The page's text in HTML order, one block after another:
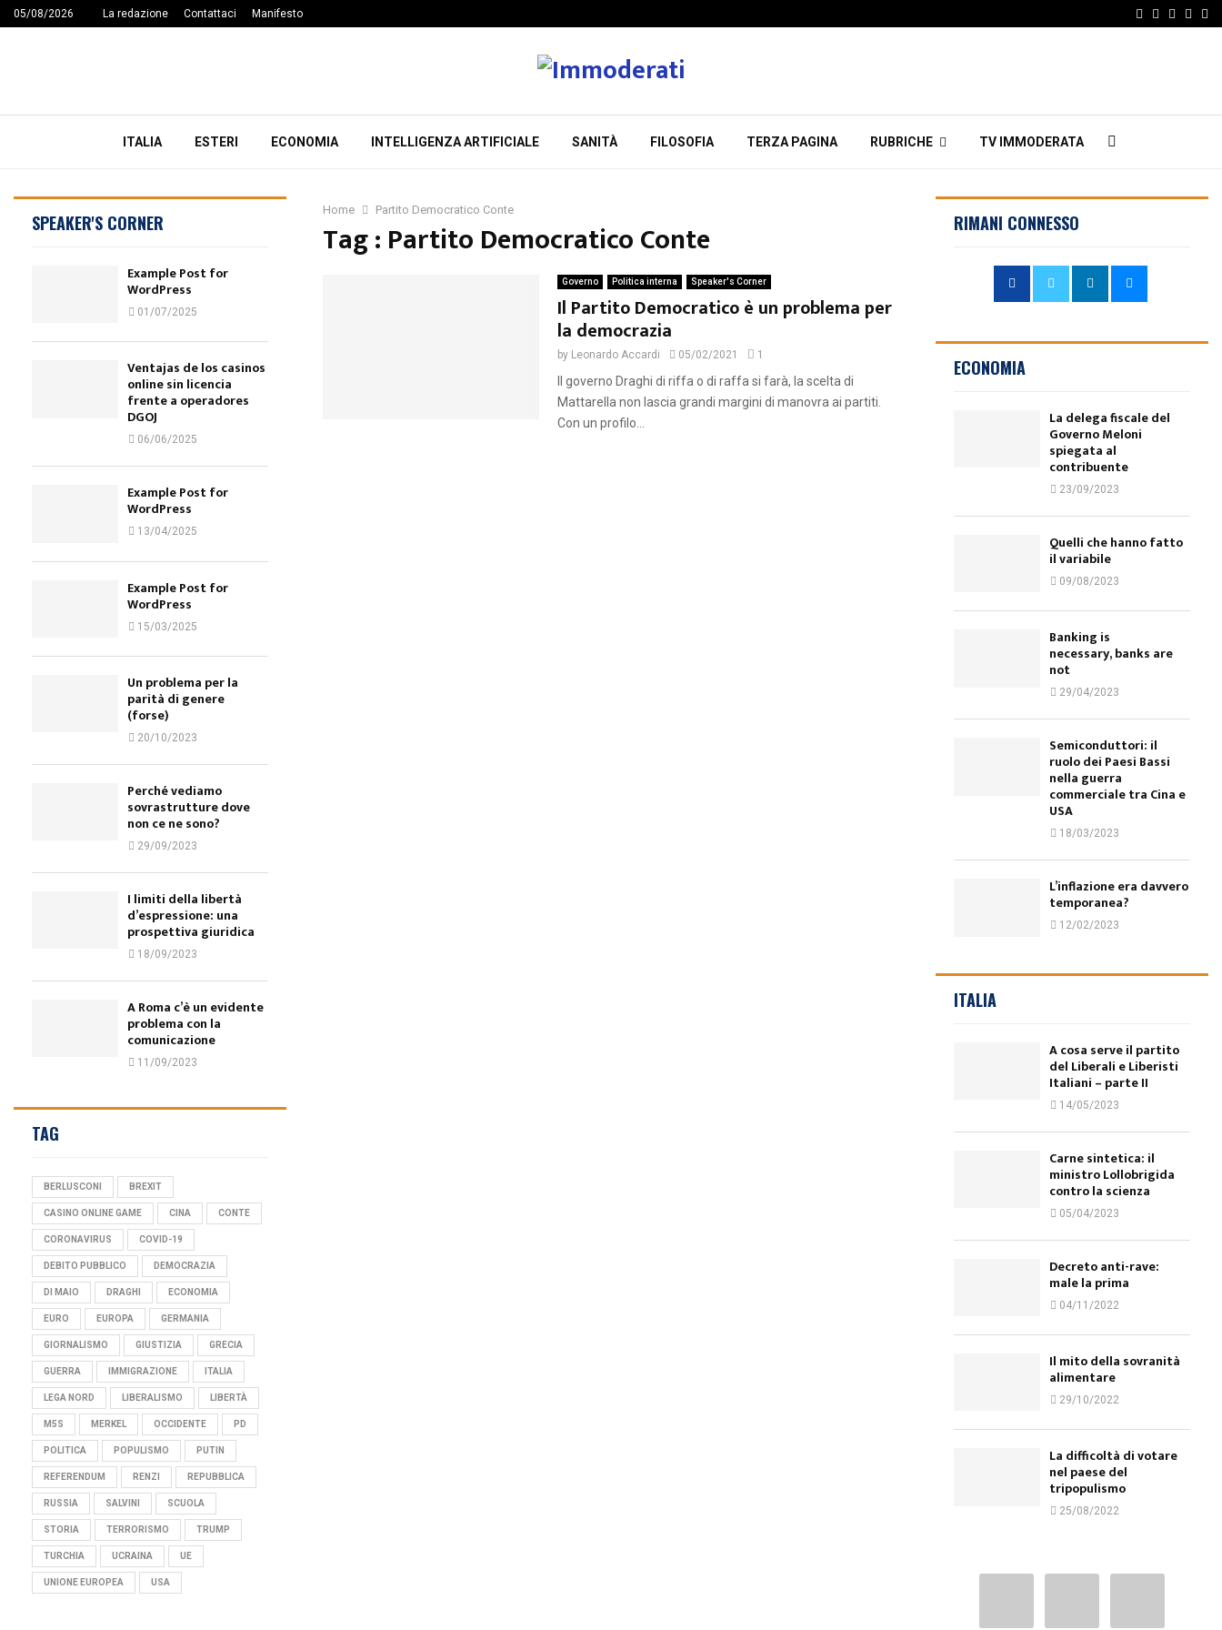
05/08/2026 La redazione Contattaci Manifesto Facebook
Twitter
ITALIA ESTERI ECONOMIA INTELLIGENZA ARTIFICIALE SANITÀ FILOSOFIA TERZA PAGINA RUBRICHE TV IMMODERATA
Home Partito Democratico Conte
Tag : Partito Democratico Conte
Governo Politica interna Speaker's Corner
Il Partito Democratico è un problema per
la democrazia
by Leonardo Accardi 05/02/2021 1
Il governo Draghi di riffa o di raffa si farà, la scelta di
Mattarella non lascia grandi margini di manovra ai partiti.
Con un profilo...
SPEAKER'S CORNER
Example Post for
WordPress
01/07/2025
Ventajas de los casinos
online sin licencia
frente a operadores
DGOJ
06/06/2025
Example Post for
WordPress
13/04/2025
Example Post for
WordPress
15/03/2025
Un problema per la
parità di genere
(forse)
20/10/2023
Perché vediamo
sovrastrutture dove
non ce ne sono?
29/09/2023
I limiti della libertà
d’espressione: una
prospettiva giuridica
18/09/2023
A Roma c’è un evidente
problema con la
comunicazione
11/09/2023
TAG
BERLUSCONI BREXIT
CASINO ONLINE GAME CINA CONTE
CORONAVIRUS COVID-19
DEBITO PUBBLICO DEMOCRAZIA
DI MAIO DRAGHI ECONOMIA
EURO EUROPA GERMANIA
GIORNALISMO GIUSTIZIA GRECIA
GUERRA IMMIGRAZIONE ITALIA
LEGA NORD LIBERALISMO LIBERTÀ
M5S MERKEL OCCIDENTE PD
POLITICA POPULISMO PUTIN
REFERENDUM RENZI REPUBBLICA
RUSSIA SALVINI SCUOLA
STORIA TERRORISMO TRUMP
TURCHIA UCRAINA UE
UNIONE EUROPEA USA
RIMANI CONNESSO
ECONOMIA
La delega fiscale del
Governo Meloni
spiegata al
contribuente
23/09/2023
Quelli che hanno fatto
il variabile
09/08/2023
Banking is
necessary, banks are
not
29/04/2023
Semiconduttori: il
ruolo dei Paesi Bassi
nella guerra
commerciale tra Cina e
USA
18/03/2023
L’inflazione era davvero
temporanea?
12/02/2023
ITALIA
A cosa serve il partito
del Liberali e Liberisti
Italiani – parte II
14/05/2023
Carne sintetica: il
ministro Lollobrigida
contro la scienza
05/04/2023
Decreto anti-rave:
male la prima
04/11/2022
Il mito della sovranità
alimentare
29/10/2022
La difficoltà di votare
nel paese del
tripopulismo
25/08/2022